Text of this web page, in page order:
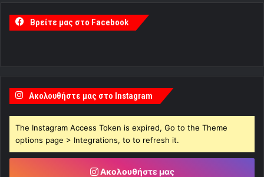
Βρείτε μας στο Facebook
Ακολουθήστε μας στο Instagram
The Instagram Access Token is expired, Go to the Theme
options page > Integrations, to to refresh it.
Ακολουθήστε μας